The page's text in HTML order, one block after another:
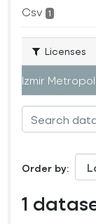
Csv 1
Licenses
Izmir
Order by
1